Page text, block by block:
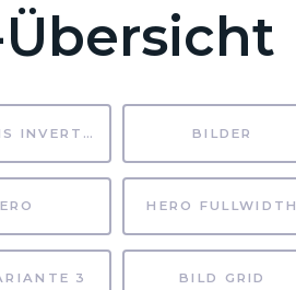
BUTTONS INVERTIERT BILDER
HERO FULLWIDTH
3 BILD GRID